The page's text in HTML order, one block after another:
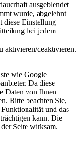
ausgeblendet
wurde, abgelehnt
diese Einstellung
bei jedem
aktivieren/deaktivieren.
wie Google
Da diese
Daten von Ihnen
Bitte beachten Sie,
und das
kann. Die
Seite wirksam.